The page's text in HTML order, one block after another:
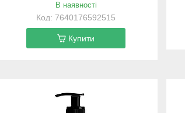
В наявності
7640176592515
Купити